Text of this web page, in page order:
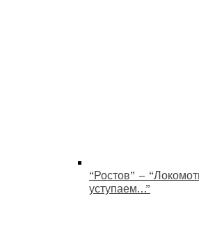
“Ростов” –
уступаем…”